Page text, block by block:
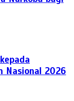
Nasional 2026